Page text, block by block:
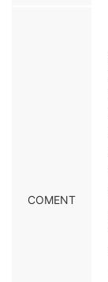
COMENT